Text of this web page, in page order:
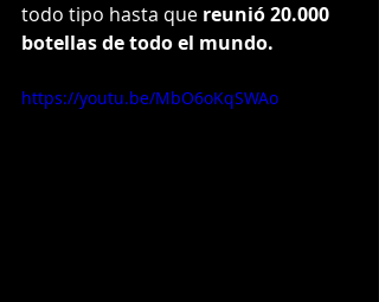
todo tipo hasta que reunió 20.000
botellas de todo el mundo.
https://youtu.be/MbO6oKqSWAo